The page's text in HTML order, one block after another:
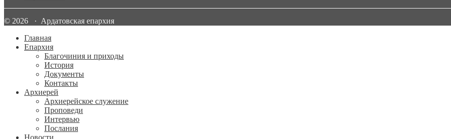
© 2026 · Ардатовская епархия
Главная
Епархия
Благочиния и приходы
История
Документы
Контакты
Архиерей
Архиерейское служение
Проповеди
Интервью
Послания
Новости